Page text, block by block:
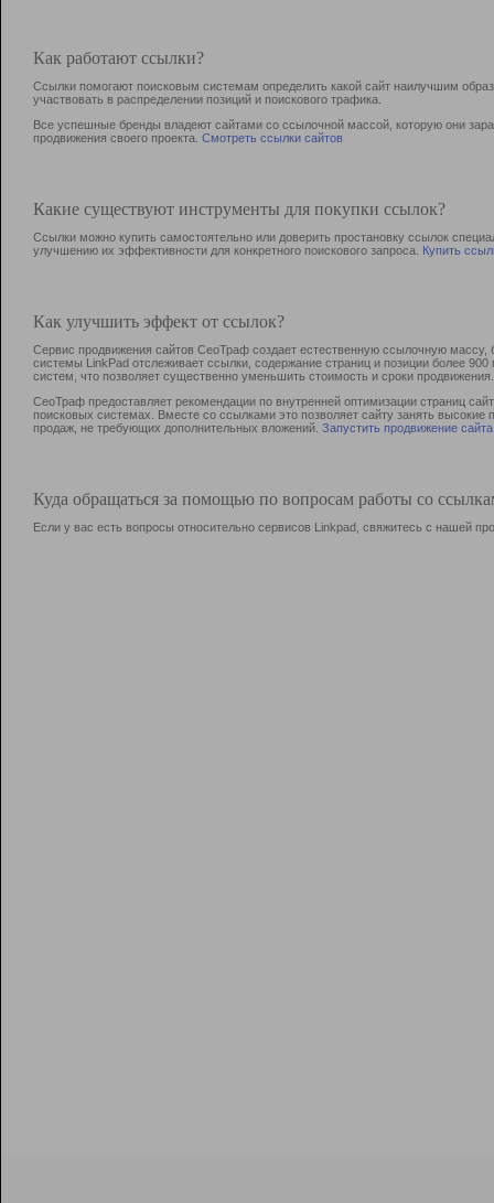
Как работают ссылки?
Ссылки помогают поисковым системам определить какой сайт наилучшим
участвовать в раcпределении позиций и поискового трафика.
Все успешные бренды владеют сайтами со ссылочной массой, которую они
продвижения своего проекта. Смотреть ссылки сайтов
Какие существуют инструменты для покупки ссылок?
Ссылки можно купить самостоятельно или доверить простановку ссылок
улучшению их эффективности для конкретного поискового запроса. Купить
Как улучшить эффект от ссылок?
Сервис продвижения сайтов СеоТраф создает естественную ссылочную
системы LinkPad отслеживает ссылки, содержание страниц и позиции более
систем, что позволяет существенно уменьшить стоимость и сроки продвижения.
СеоТраф предоставляет рекомендации по внутренней оптимизации страниц
поисковых системах. Вместе со ссылками это позволяет сайту занять
продаж, не требующих дополнительных вложений. Запустить продвижение сайта
Куда обращаться за помощью по вопросам работы со
Если у вас есть вопросы относительно сервисов Linkpad, свяжитесь с нашей